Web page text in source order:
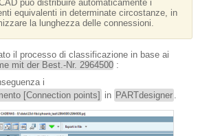
può distribuire automaticamente i
equivalenti in determinate circostanze, in
la lunghezza delle connessioni.
il processo di classificazione in base ai
mit der Best.-Nr. 2964500 :
i
[Connection points] in PARTdesigner .